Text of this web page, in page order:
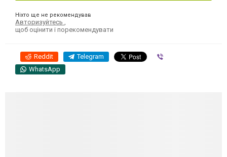
Ніхто ще не рекомендував
Авторизуйтесь ,
щоб оцінити і порекомендувати
Reddit Telegram
WhatsApp